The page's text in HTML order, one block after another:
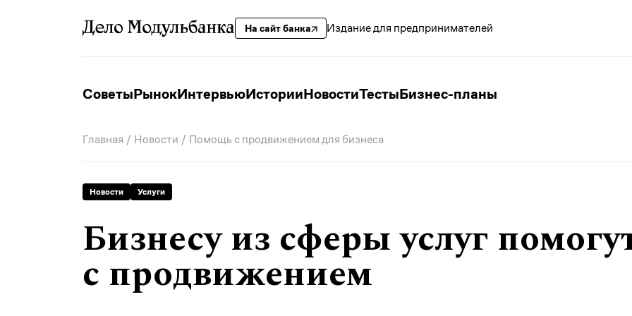
На сайт банка Издание для предпринимателей
СоветыРынокИнтервьюИсторииНовостиТестыБизнес-планы
Главная / Новости / Помощь с продвижением для бизнеса
Новости Услуги
Бизнесу из сферы услуг
с продвижением